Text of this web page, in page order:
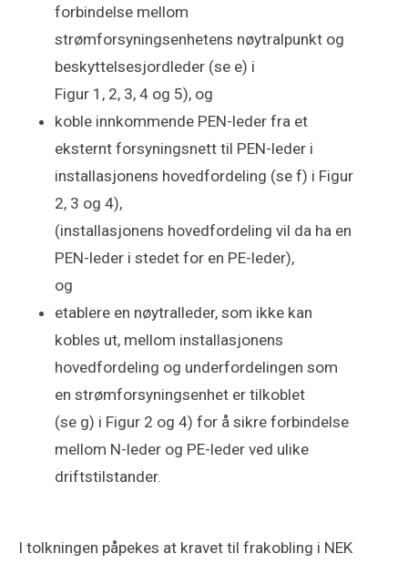
forbindelse mellom
strømforsyningsenhetens nøytralpunkt og
beskyttelsesjordleder (se e) i
Figur 1, 2, 3, 4 og 5), og
koble innkommende PEN-leder fra et
eksternt forsyningsnett til PEN-leder i
installasjonens hovedfordeling (se f) i Figur
2, 3 og 4),
(installasjonens hovedfordeling vil da ha en
PEN-leder i stedet for en PE-leder),
og
etablere en nøytralleder, som ikke kan
kobles ut, mellom installasjonens
hovedfordeling og underfordelingen som
en strømforsyningsenhet er tilkoblet
(se g) i Figur 2 og 4) for å sikre forbindelse
mellom N-leder og PE-leder ved ulike
driftstilstander.
I tolkningen påpekes at kravet til frakobling i NEK